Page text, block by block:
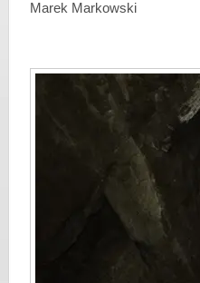
Marek Markowski